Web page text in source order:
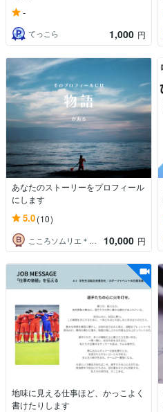
-
てっこら 1,000 円
あなたのストーリーをプロフィール
にします
5.0(10)
こころソムリエ＊マキノ 10,000 円
地味に見える仕事ほど、かっこよく
書けたりします